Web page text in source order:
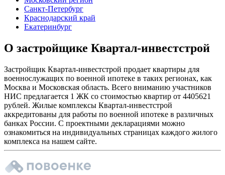
Санкт-Петербург
Краснодарский край
Екатеринбург
О застройщике Квартал-инвестстрой
Застройщик Квартал-инвестстрой продает квартиры для
военнослужащих по военной ипотеке в таких регионах, как
Москва и Московская область. Всего вниманию участников
НИС предлагается 1 ЖК со стоимостью квартир от 4405621
рублей. Жилые комплексы Квартал-инвестстрой
аккредитованы для работы по военной ипотеке в различных
банках России. С проектными декларациями можно
ознакомиться на индивидуальных страницах каждого жилого
комплекса на нашем сайте.